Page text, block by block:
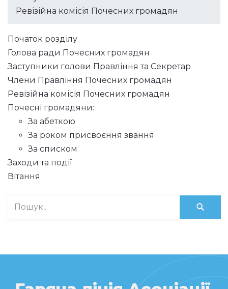
Ревізійна комісія Почесних громадян
Початок розділу
Голова ради Почесних громадян
Заступники голови Правління та Секретар
Члени Правління Почесних громадян
Ревізійна комісія Почесних громадян
Почесні громадяни:
За абеткою
За роком присвоєння звання
За списком
Заходи та події
Вітання